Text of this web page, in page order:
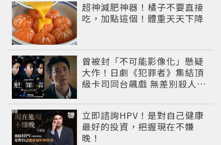
超神減肥神器！橘子不要直接
吃，加點這個！體重天天下降
PR
曾被封「不可能影像化」懸疑
大作！日劇《犯罪者》集結頂
級卡司同台飆戲 無差別殺人案
立即諮詢HPV！是對自己健康
最好的投資，把握現在不嫌
晚！
PR